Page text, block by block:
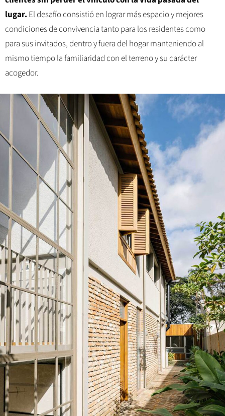
lugar. El desafío consistió en lograr más espacio y mejores
condiciones de convivencia tanto para los residentes como
para sus invitados, dentro y fuera del hogar manteniendo al
mismo tiempo la familiaridad con el terreno y su carácter
acogedor.